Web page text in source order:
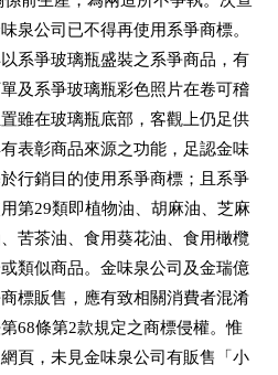
泉公司已不得再使用系爭商標。
以系爭玻璃瓶盛裝之系爭商品，有
單及系爭玻璃瓶彩色照片在卷可稽
置雖在玻璃瓶底部，客觀上仍足供
有表彰商品來源之功能，足認金味
於行銷目的使用系爭商標；且系爭
用第29類即植物油、胡麻油、芝麻
、苦茶油、食用葵花油、食用橄欖
或類似商品。金味泉公司及金瑞億
商標販售，應有致相關消費者混淆
第68條第2款規定之商標侵權。惟
網頁，未見金味泉公司有販售「小